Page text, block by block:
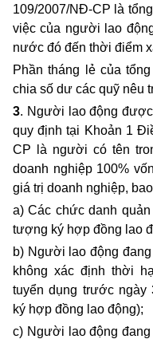
109/2007/NĐ-CP là
việc của người lao
nước đó đến thời điểm
Phần tháng lẻ của
chia số dư các quỹ nêu
3. Người lao động
quy định tại Khoản 1
CP là người có tên
doanh nghiệp 100%
giá trị doanh nghiệp,
a) Các chức danh
tượng ký hợp đồng lao
b) Người lao động
không xác định thời
tuyển dụng trước ngày
ký hợp đồng lao động);
c) Người lao động